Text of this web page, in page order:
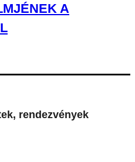
A
rendezvények